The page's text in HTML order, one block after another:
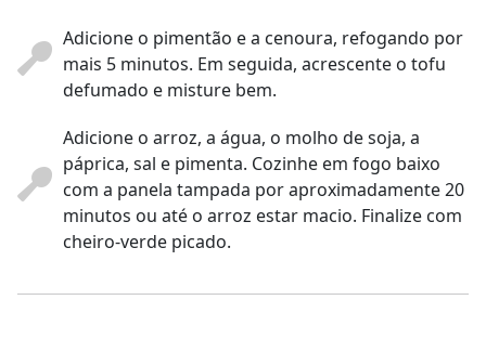
Adicione o pimentão e a cenoura, refogando por
mais 5 minutos. Em seguida, acrescente o tofu
defumado e misture bem.
Adicione o arroz, a água, o molho de soja, a
páprica, sal e pimenta. Cozinhe em fogo baixo
com a panela tampada por aproximadamente 20
minutos ou até o arroz estar macio. Finalize com
cheiro-verde picado.